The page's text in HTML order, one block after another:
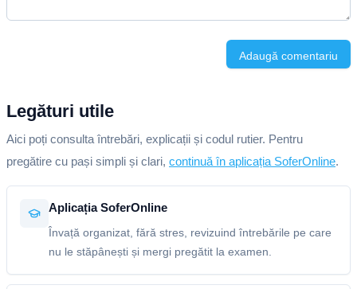
Adaugă comentariu
Legături utile
Aici poți consulta întrebări, explicații și codul rutier. Pentru
pregătire cu pași simpli și clari, continuă în aplicația SoferOnline.
Aplicația SoferOnline
Învață organizat, fără stres, revizuind întrebările pe care
nu le stăpânești și mergi pregătit la examen.